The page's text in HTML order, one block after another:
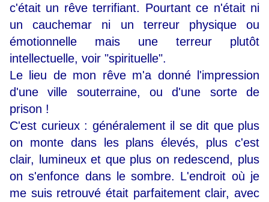
c'était un rêve terrifiant. Pourtant ce n'était ni
un cauchemar ni un terreur physique ou
émotionnelle mais une terreur plutôt
intellectuelle, voir "spirituelle".
Le lieu de mon rêve m'a donné l'impression
d'une ville souterraine, ou d'une sorte de
prison !
C'est curieux : généralement il se dit que plus
on monte dans les plans élevés, plus c'est
clair, lumineux et que plus on redescend, plus
on s'enfonce dans le sombre. L'endroit où je
me suis retrouvé était parfaitement clair, avec